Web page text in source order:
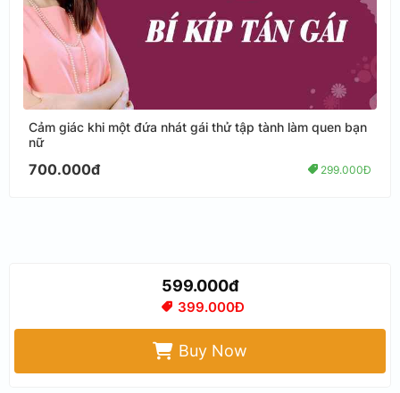
Cảm giác khi một đứa nhát gái thử tập tành làm quen bạn
nữ
700.000đ 299.000Đ
599.000đ
399.000Đ
Buy Now